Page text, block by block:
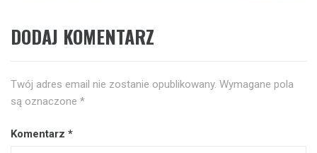
DODAJ KOMENTARZ
Twój adres email nie zostanie opublikowany. Wymagane pola
są oznaczone *
Komentarz *